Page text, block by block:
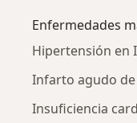
Enfermedades
Hipertensión en
Infarto agudo
Insuficiencia